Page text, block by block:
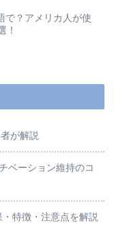
で？アメリカ人が使
！
が解説
ベーション維持のコ
特徴・注意点を解説